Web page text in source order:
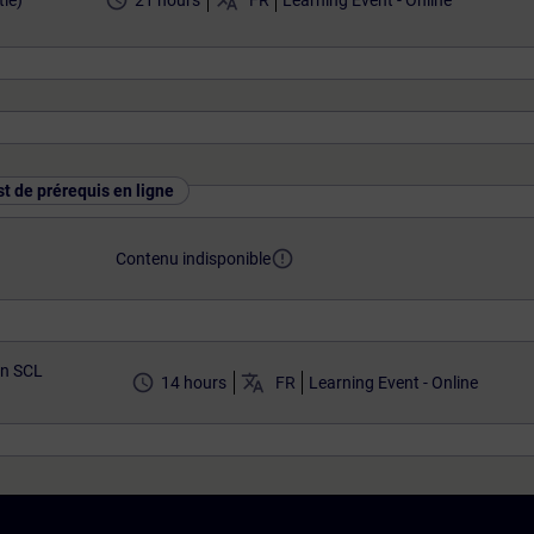
de prérequis en ligne
Contenu indisponibleerror_outline
SCL
access_time 14 hours translate FR Learning Event - Online